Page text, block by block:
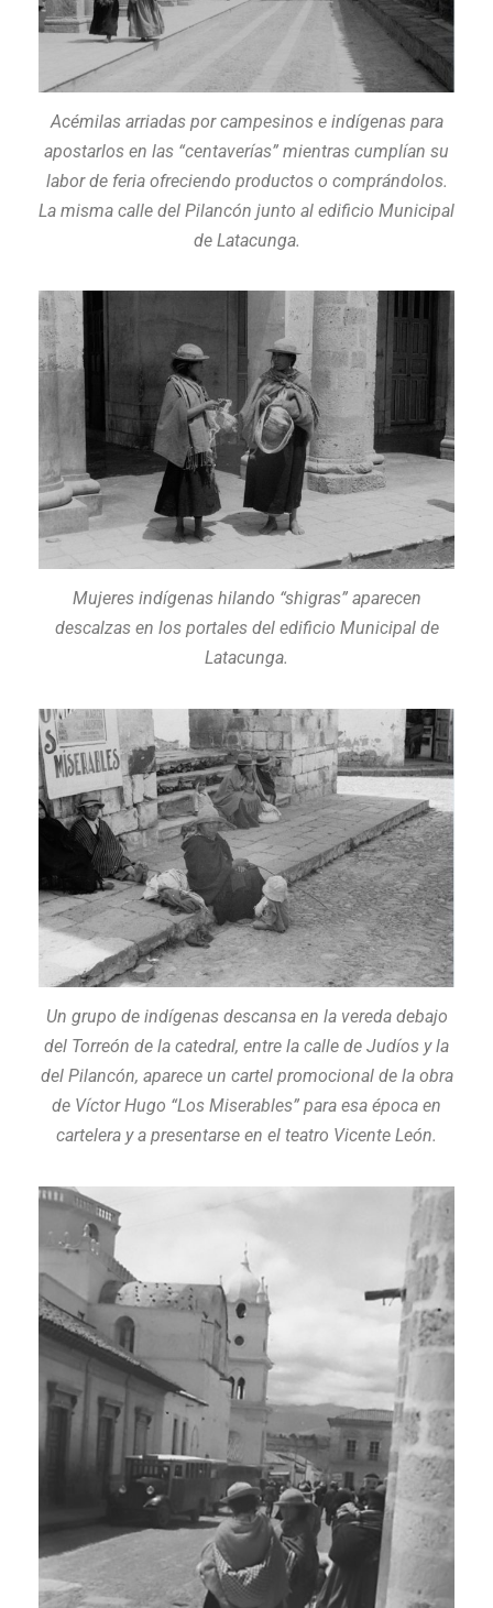
Acémilas arriadas por campesinos e indígenas para
apostarlos en las “centaverías” mientras cumplían su
labor de feria ofreciendo productos o comprándolos.
La misma calle del Pilancón junto al edificio Municipal
de Latacunga.
Mujeres indígenas hilando “shigras” aparecen
descalzas en los portales del edificio Municipal de
Latacunga.
Un grupo de indígenas descansa en la vereda debajo
del Torreón de la catedral, entre la calle de Judíos y la
del Pilancón, aparece un cartel promocional de la obra
de Víctor Hugo “Los Miserables” para esa época en
cartelera y a presentarse en el teatro Vicente León.